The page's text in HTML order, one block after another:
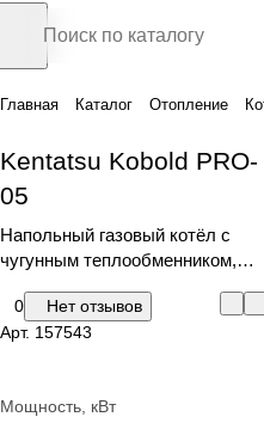
Главная Каталог Отопление
Kentatsu Kobold PRO-
05
Напольный газовый котёл с
чугунным теплообменником,
0
Нет отзывов
Арт. 157543
Мощность, кВт